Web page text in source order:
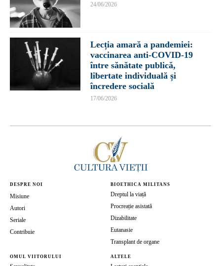
24/06/2026
Lecția amară a pandemiei:
vaccinarea anti-COVID-19
între sănătate publică,
libertate individuală și
încredere socială
17/06/2026
DESPRE NOI
Misiune
Autori
Seriale
Contribuie
BIOETHICA MILITANS
Dreptul la viață
Procreație asistată
Dizabilitate
Eutanasie
Transplant de organe
OMUL VIITORULUI ALTELE